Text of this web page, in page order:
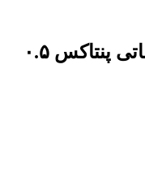
پمپ آب طبقاتی پنتاکس ۰.۵